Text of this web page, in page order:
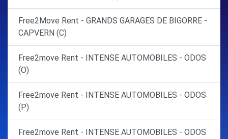
Free2Move Rent - GRANDS GARAGES DE BIGORRE -
CAPVERN (C)
Free2move Rent - INTENSE AUTOMOBILES - ODOS
(O)
Free2move Rent - INTENSE AUTOMOBILES - ODOS
(P)
Free2move Rent - INTENSE AUTOMOBILES - ODOS